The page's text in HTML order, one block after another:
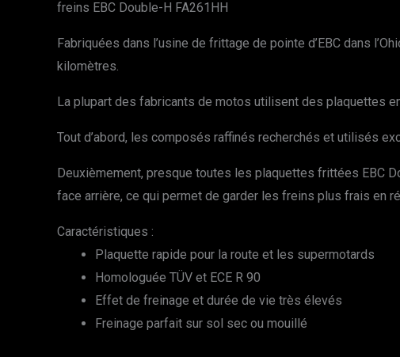
freins EBC Double-H FA261HH
Fabriquées dans l’usine de frittage de pointe d’EBC dans
kilomètres.
La plupart des fabricants de motos utilisent des plaquettes
Tout d’abord, les composés raffinés recherchés et utilisés
Deuxièmement, presque toutes les plaquettes frittées EBC
face arrière, ce qui permet de garder les freins plus frais en
Caractéristiques :
Plaquette rapide pour la route et les supermotards
Homologuée TÜV et ECE R 90
Effet de freinage et durée de vie très élevés
Freinage parfait sur sol sec ou mouillé